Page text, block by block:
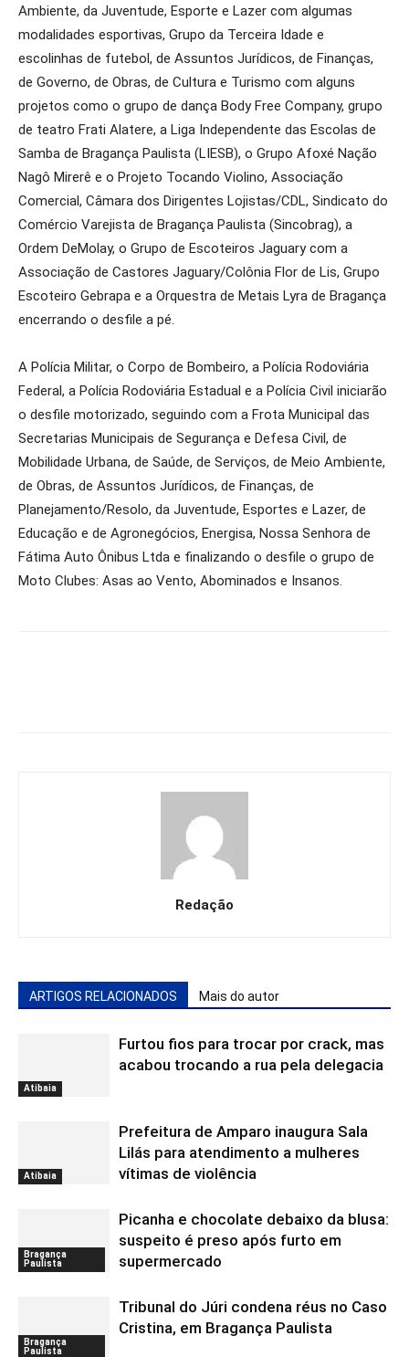
Ambiente, da Juventude, Esporte e Lazer com algumas
modalidades esportivas, Grupo da Terceira Idade e
escolinhas de futebol, de Assuntos Jurídicos, de Finanças,
de Governo, de Obras, de Cultura e Turismo com alguns
projetos como o grupo de dança Body Free Company, grupo
de teatro Frati Alatere, a Liga Independente das Escolas de
Samba de Bragança Paulista (LIESB), o Grupo Afoxé Nação
Nagô Mirerê e o Projeto Tocando Violino, Associação
Comercial, Câmara dos Dirigentes Lojistas/CDL, Sindicato do
Comércio Varejista de Bragança Paulista (Sincobrag), a
Ordem DeMolay, o Grupo de Escoteiros Jaguary com a
Associação de Castores Jaguary/Colônia Flor de Lis, Grupo
Escoteiro Gebrapa e a Orquestra de Metais Lyra de Bragança
encerrando o desfile a pé.
A Polícia Militar, o Corpo de Bombeiro, a Polícia Rodoviária
Federal, a Polícia Rodoviária Estadual e a Polícia Civil iniciarão
o desfile motorizado, seguindo com a Frota Municipal das
Secretarias Municipais de Segurança e Defesa Civil, de
Mobilidade Urbana, de Saúde, de Serviços, de Meio Ambiente,
de Obras, de Assuntos Jurídicos, de Finanças, de
Planejamento/Resolo, da Juventude, Esportes e Lazer, de
Educação e de Agronegócios, Energisa, Nossa Senhora de
Fátima Auto Ônibus Ltda e finalizando o desfile o grupo de
Moto Clubes: Asas ao Vento, Abominados e Insanos.
Redação
ARTIGOS RELACIONADOS Mais do autor
Atibaia
Furtou fios para trocar por crack, mas
acabou trocando a rua pela delegacia
Atibaia
Prefeitura de Amparo inaugura Sala
Lilás para atendimento a mulheres
vítimas de violência
Bragança
Paulista
Picanha e chocolate debaixo da blusa:
suspeito é preso após furto em
supermercado
Bragança
Paulista
Tribunal do Júri condena réus no Caso
Cristina, em Bragança Paulista